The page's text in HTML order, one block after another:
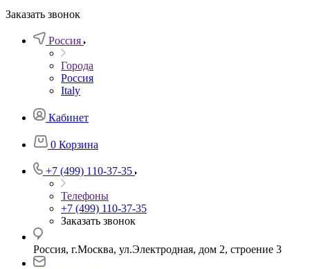
Заказать звонок
Россия
Города
Россия
Italy
Кабинет
0 Корзина
+7 (499) 110-37-35
Телефоны
+7 (499) 110-37-35
Заказать звонок
Россия, г.Москва, ул.Электродная, дом 2, строение 3